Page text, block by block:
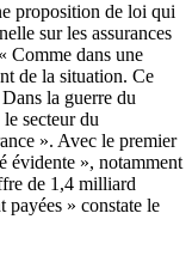
proposition de loi qui
sur les assurances
Comme dans une
de la situation. Ce
la guerre du
secteur du
». Avec le premier
évidente », notamment
de 1,4 milliard
payées » constate le